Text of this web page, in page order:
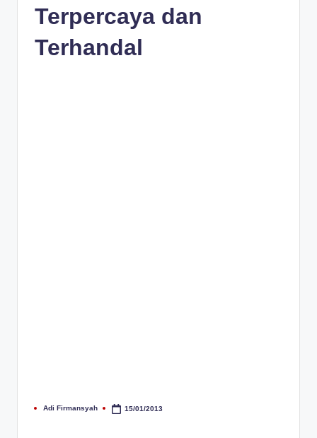
A
Terpercaya dan
Terhandal
Posted
Adi Firmansyah 15/01/2013